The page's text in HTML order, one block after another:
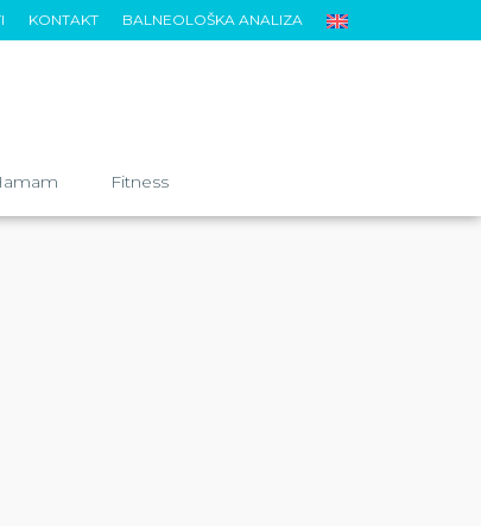
KONTAKT BALNEOLOŠKA ANALIZA
Fitness